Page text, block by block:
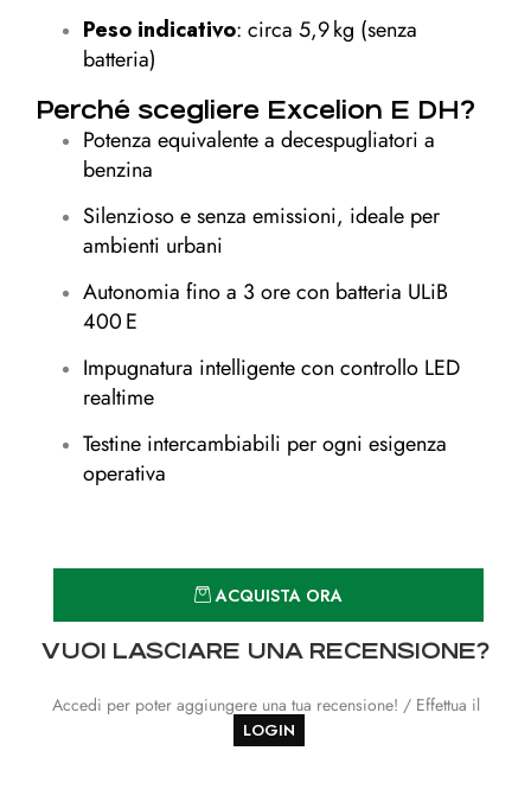
Peso indicativo: circa 5,9 kg (senza
batteria)
Perché scegliere Excelion E DH?
Potenza equivalente a decespugliatori a
benzina
Silenzioso e senza emissioni, ideale per
ambienti urbani
Autonomia fino a 3 ore con batteria ULiB
400 E
Impugnatura intelligente con controllo LED
realtime
Testine intercambiabili per ogni esigenza
operativa
ACQUISTA ORA
VUOI LASCIARE UNA RECENSIONE?
Accedi per poter aggiungere una tua recensione! / Effettua il
LOGIN